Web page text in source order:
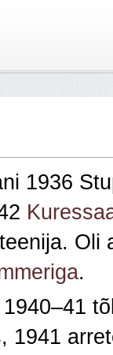
1936
Oli
.
, 1941